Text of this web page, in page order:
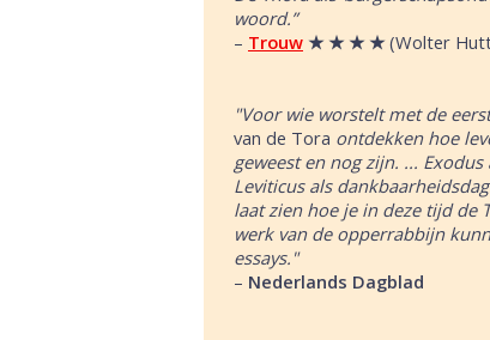
woord.”
– Trouw ★ ★ ★ ★(Wolter
"Voor wie worstelt met de
van de Tora ontdekken hoe
geweest en nog zijn. ...
Leviticus als
laat zien hoe je in deze tijd de
werk van de opperrabbijn
essays."
– Nederlands Dagblad